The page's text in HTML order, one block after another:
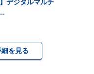
デジタルマルチ
細を見る